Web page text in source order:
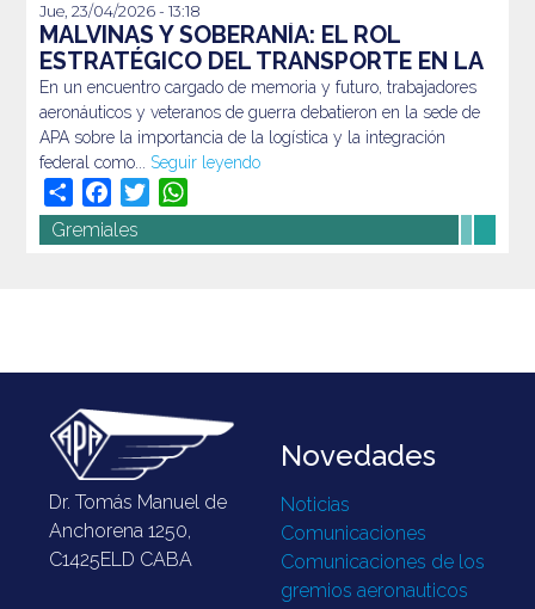
En un encuentro cargado de memoria y futuro,
trabajadores aeronáuticos y veteranos de guerra
debatieron en la sede de APA sobre la importancia de la
logística y la integración federal como...Seguir leyendo
Jue, 23/04/2026 - 13:18
MALVINAS Y SOBERANÍA: EL ROL
ESTRATÉGICO DEL TRANSPORTE EN LA
DEFENSA DE NUESTRO TERRITORIO
En un encuentro cargado de memoria y futuro, trabajadores
aeronáuticos y veteranos de guerra debatieron en la sede de
APA sobre la importancia de la logística y la integración
federal como... Seguir leyendo
Share Facebook
Twitter
Gremiales
Dr. Tomás Manuel de
Anchorena 1250,
C1425ELD CABA
Novedades
Noticias
Comunicaciones
Comunicaciones de los
gremios aeronauticos